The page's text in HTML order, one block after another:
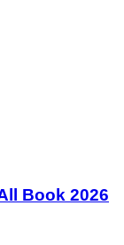
All Book 2026